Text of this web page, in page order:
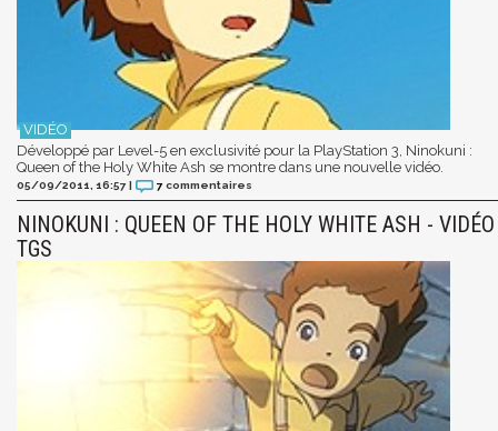
Développé par Level-5 en exclusivité pour la PlayStation 3, Ninokuni :
Queen of the Holy White Ash se montre dans une nouvelle vidéo.
05/09/2011, 16:57 | 7commentaires
NINOKUNI : QUEEN OF THE HOLY WHITE ASH - VIDÉO
TGS